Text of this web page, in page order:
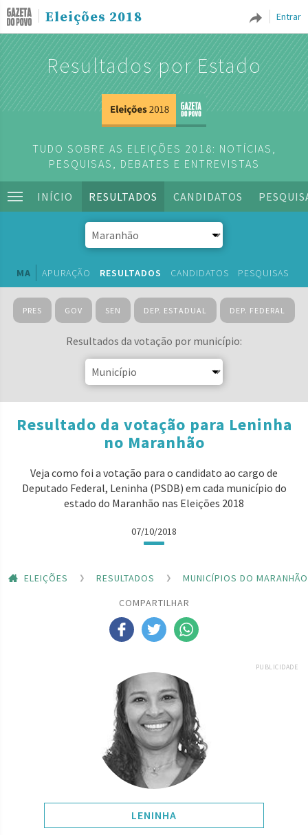
Entrar
Eleições 2018
Resultados por Estado
TUDO SOBRE AS ELEIÇÕES 2018: NOTÍCIAS,
PESQUISAS, DEBATES E ENTREVISTAS
INÍCIO RESULTADOS CANDIDATOS
MA APURAÇÃO RESULTADOS CANDIDATOS PESQUISAS
PRES GOV SEN DEP. ESTADUAL DEP. FEDERAL
Resultados da votação por município:
Resultado da votação para Leninha
no Maranhão
Veja como foi a votação para o candidato ao cargo de
Deputado Federal, Leninha (PSDB) em cada município do
estado do Maranhão nas Eleições 2018
07/10/2018
ELEIÇÕES RESULTADOS
MUNICÍPIOS DO MARANHÃO
COMPARTILHAR
PUBLICIDADE
LENINHA